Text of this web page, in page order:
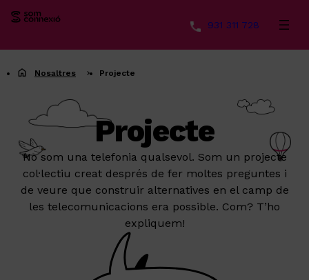
al
931 311 728
Nosaltres Projecte
Projecte
No som una telefonia qualsevol. Som un projecte
col·lectiu creat després de fer moltes preguntes i
de veure que construir alternatives en el camp de
les telecomunicacions era possible. Com? T’ho
expliquem!